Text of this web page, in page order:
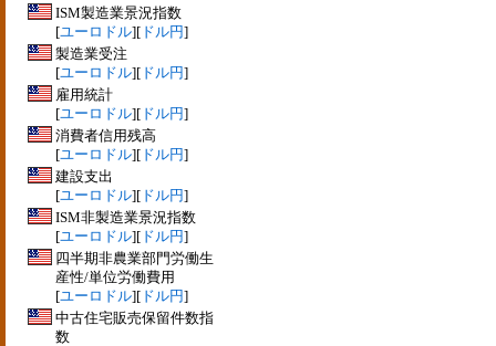
ISM製造業景況指数
[ユーロドル][ ドル円]
製造業受注
[ユーロドル][ ドル円]
雇用統計
[ユーロドル][ ドル円]
消費者信用残高
[ユーロドル][ ドル円]
建設支出
[ユーロドル][ ドル円]
ISM非製造業景況指数
[ユーロドル][ ドル円]
四半期非農業部門労働生
産性/単位労働費用
[ユーロドル][ ドル円]
中古住宅販売保留件数指
数